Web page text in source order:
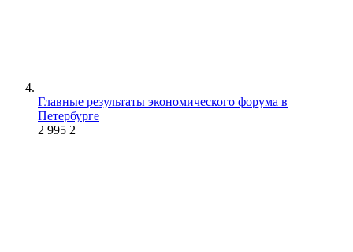
Главные результаты экономического форума в
Петербурге
2 995 2